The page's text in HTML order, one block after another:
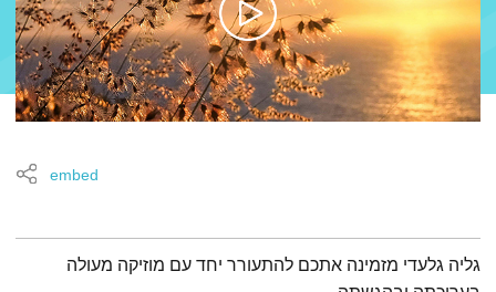
embed
תמצית הפודקאסט
גליה גלעדי מזמינה אתכם להתעורר יחד עם מוזיקה מעולה